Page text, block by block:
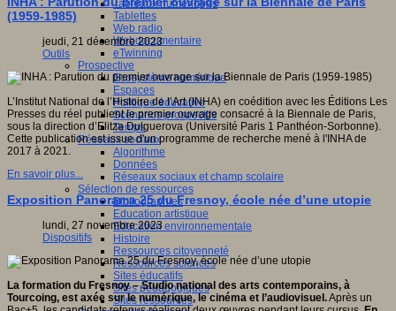
Tableaux numériques
Tablettes
Web radio
Webdocumentaire
eTwinning
Prospective
Ecosystème numérique
Espaces
Politique éducative
Scénarios prospectifs
Temps
Réseaux sociaux
Algorithme
Données
Réseaux sociaux et champ scolaire
Sélection de ressources
Bibliographies
Education artistique
Education environnementale
Histoire
Ressources citoyenneté
Ressources sciences
Sites éducatifs
Sites pédagogiques
Sites ressources
(1959-1985)
jeudi, 21 décembre 2023
Outils
L’Institut National de l’Histoire de l’Art (INHA) en coédition avec les Éditions Les
Presses du réel publient le premier ouvrage consacré à la Biennale de Paris,
sous la direction d’Elitza Dulguerova (Université Paris 1 Panthéon-Sorbonne).
Cette publication est issue d'un programme de recherche mené à l'INHA de
2017 à 2021.
En savoir plus...
Exposition Panorama 25 du Fresnoy, école née d’une utopie
lundi, 27 novembre 2023
Dispositifs
La formation du Fresnoy – Studio national des arts contemporains, à
Tourcoing, est axée sur le numérique, le cinéma et l’audiovisuel.Après un